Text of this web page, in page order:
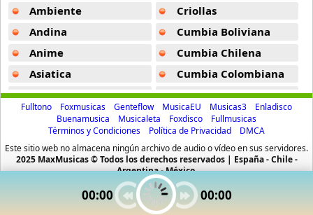
Angel Heart
Angel Sanctuary
19 músicas online
Angelic Layer
3 músicas online
Ano Natsu De Matteru
52 músicas online
00:00 00:00
Ambiente
Andina
Anime
Asiatica
Atevip
Bachatas
Baladas
Baladas De Oro
Criollas
Cumbia Boliviana
Cumbia Chilena
Cumbia Colombiana
Cumbia Ecuatoriana
Cumbia Mexicana
Cumbia Pop
Cumbia Surena
Cumbias
CumbiaSur
Fulltono Foxmusicas Genteflow MusicaEU Musicas3
Enladisco
Buenamusica
Musicaleta Foxdisco
Fullmusicas
Términos y Condiciones
Política de Privacidad
DMCA
Este sitio web no almacena ningún archivo de audio o vídeo en sus servidores.
2025 MaxMusicas © Todos los derechos reservados | España - Chile -
Argentina - México.